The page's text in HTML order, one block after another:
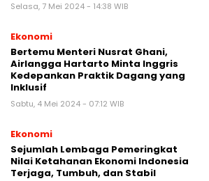
Selasa, 7 Mei 2024 - 14:38 WIB
Ekonomi
Bertemu Menteri Nusrat Ghani,
Airlangga Hartarto Minta Inggris
Kedepankan Praktik Dagang yang
Inklusif
Sabtu, 4 Mei 2024 - 07:12 WIB
Ekonomi
Sejumlah Lembaga Pemeringkat
Nilai Ketahanan Ekonomi Indonesia
Terjaga, Tumbuh, dan Stabil